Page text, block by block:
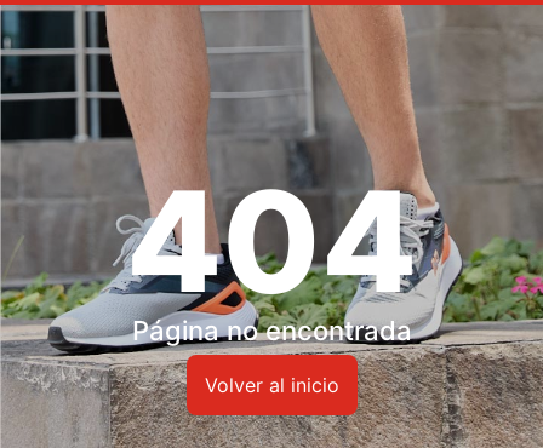
Hombre
Mujer
Niños
Accesorios
🏃‍♀️🏃‍♂️ Zona del Hincha
👀 Lo Nuevo
404
Página no encontrada
Volver al inicio